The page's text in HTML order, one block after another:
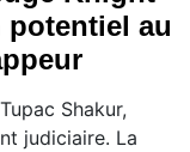
potentiel au
Shakur,
judiciaire. La